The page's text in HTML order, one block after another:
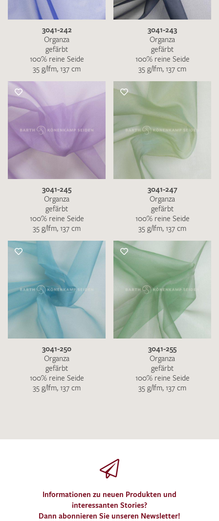
3041-242
Organza
gefärbt
100% reine Seide
35 g/lfm, 137 cm
3041-243
Organza
gefärbt
100% reine Seide
35 g/lfm, 137 cm
3041-245
Organza
gefärbt
100% reine Seide
35 g/lfm, 137 cm
3041-247
Organza
gefärbt
100% reine Seide
35 g/lfm, 137 cm
3041-250
Organza
gefärbt
100% reine Seide
35 g/lfm, 137 cm
3041-255
Organza
gefärbt
100% reine Seide
35 g/lfm, 137 cm
Informationen zu neuen Produkten und
interessanten Stories?
Dann abonnieren Sie unseren Newsletter!